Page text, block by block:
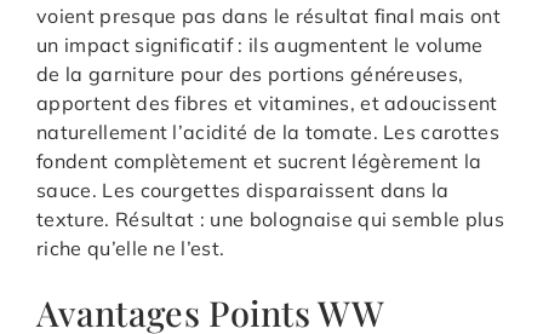
voient presque pas dans le résultat final mais ont
un impact significatif : ils augmentent le volume
de la garniture pour des portions généreuses,
apportent des fibres et vitamines, et adoucissent
naturellement l’acidité de la tomate. Les carottes
fondent complètement et sucrent légèrement la
sauce. Les courgettes disparaissent dans la
texture. Résultat : une bolognaise qui semble plus
riche qu’elle ne l’est.
Avantages Points WW